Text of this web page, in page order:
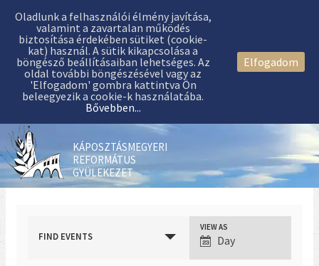
KÁPOSZTÁSMEGYERI
REFORMÁTUS
GYÜLEKEZET
FIND EVENTS
Event
Views
VIEW AS
Day
Oladlunk a felhasználói élmény javítása,
valamint a zavartalan működés
biztosítása érdekében sütiket (cookie-
kat) használ. A sütik kikapcsolása a
böngésző beállításaiban lehetséges. Az
oldal további böngészésével vagy az
'Elfogadom' gombra kattintva Ön
beleegyezik a cookie-k használatába.
Bővebben...
Elfogadom